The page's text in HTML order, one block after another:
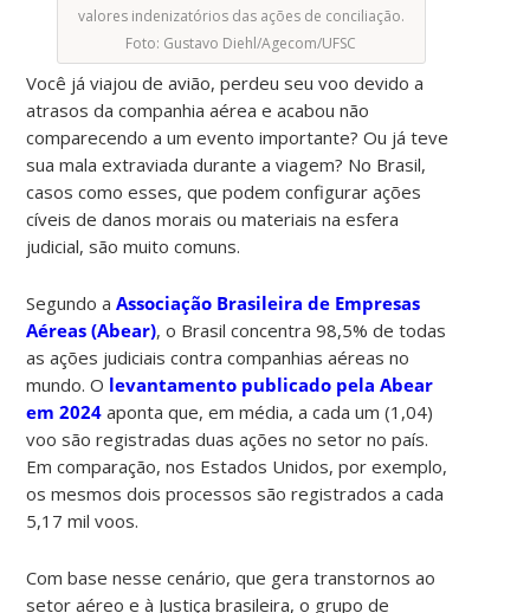
valores indenizatórios das ações de conciliação.
Foto: Gustavo Diehl/Agecom/UFSC
Você já viajou de avião, perdeu seu voo devido a
atrasos da companhia aérea e acabou não
comparecendo a um evento importante? Ou já teve
sua mala extraviada durante a viagem? No Brasil,
casos como esses, que podem configurar ações
cíveis de danos morais ou materiais na esfera
judicial, são muito comuns.
Segundo aAssociação Brasileira de Empresas
Aéreas (Abear), o Brasil concentra 98,5% de todas
as ações judiciais contra companhias aéreas no
mundo. O levantamento publicado pela Abear
em 2024 aponta que, em média, a cada um (1,04)
voo são registradas duas ações no setor no país.
Em comparação, nos Estados Unidos, por exemplo,
os mesmos dois processos são registrados a cada
5,17 mil voos.
Com base nesse cenário, que gera transtornos ao
setor aéreo e à Justiça brasileira, o grupo de